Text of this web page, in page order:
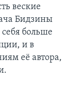
веские
Бидзины
больше
и в
её автора,